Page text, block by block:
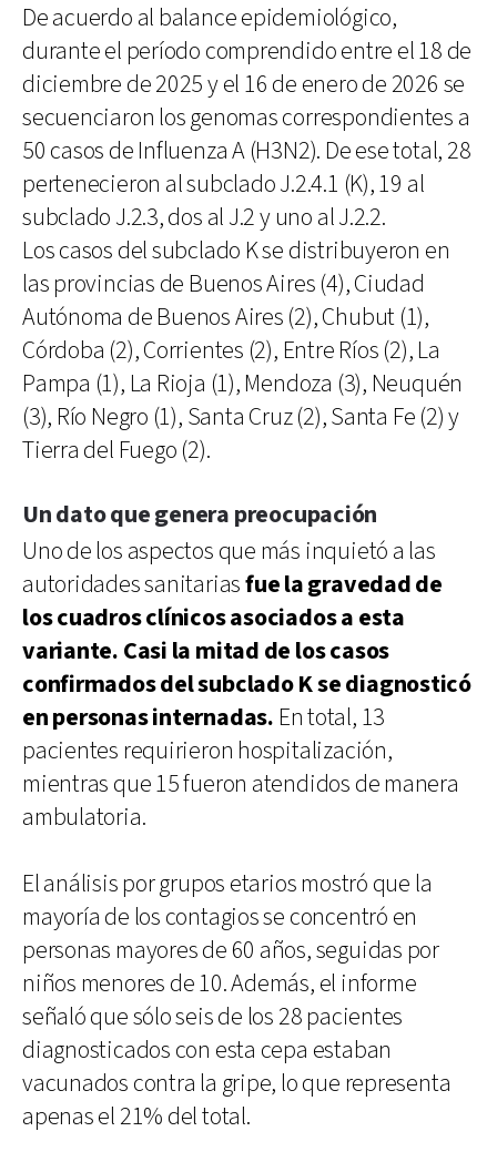
De acuerdo al balance epidemiológico,
durante el período comprendido entre el 18 de
diciembre de 2025 y el 16 de enero de 2026 se
secuenciaron los genomas correspondientes a
50 casos de Influenza A (H3N2). De ese total, 28
pertenecieron al subclado J.2.4.1 (K), 19 al
subclado J.2.3, dos al J.2 y uno al J.2.2.
Los casos del subclado K se distribuyeron en
las provincias de Buenos Aires (4), Ciudad
Autónoma de Buenos Aires (2), Chubut (1),
Córdoba (2), Corrientes (2), Entre Ríos (2), La
Pampa (1), La Rioja (1), Mendoza (3), Neuquén
(3), Río Negro (1), Santa Cruz (2), Santa Fe (2) y
Tierra del Fuego (2).
Un dato que genera preocupación
Uno de los aspectos que más inquietó a las
autoridades sanitariasfue la gravedad de
los cuadros clínicos asociados a esta
variante. Casi la mitad de los casos
confirmados del subclado K se diagnosticó
en personas internadas. En total, 13
pacientes requirieron hospitalización,
mientras que 15 fueron atendidos de manera
ambulatoria.
El análisis por grupos etarios mostró que la
mayoría de los contagios se concentró en
personas mayores de 60 años, seguidas por
niños menores de 10. Además, el informe
señaló que sólo seis de los 28 pacientes
diagnosticados con esta cepa estaban
vacunados contra la gripe, lo que representa
apenas el 21% del total.